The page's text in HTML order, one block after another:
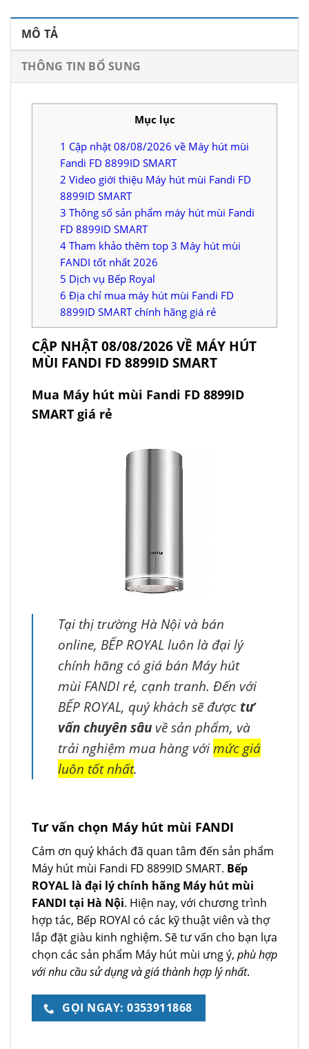
MÔ TẢ
THÔNG TIN BỔ SUNG
Mục lục
1 Cập nhật 08/08/2026 về Máy hút mùi
Fandi FD 8899ID SMART
2 Video giới thiệu Máy hút mùi Fandi FD
8899ID SMART
3 Thông số sản phẩm máy hút mùi Fandi
FD 8899ID SMART
4 Tham khảo thêm top 3 Máy hút mùi
FANDI tốt nhất 2026
5 Dịch vụ Bếp Royal
6 Địa chỉ mua máy hút mùi Fandi FD
8899ID SMART chính hãng giá rẻ
CẬP NHẬT 08/08/2026 VỀ MÁY HÚT
MÙI FANDI FD 8899ID SMART
Mua Máy hút mùi Fandi FD 8899ID
SMART giá rẻ
Tại thị trường Hà Nội và bán
online, BẾP ROYAL luôn là đại lý
chính hãng có giá bán Máy hút
mùi FANDI rẻ, cạnh tranh. Đến với
BẾP ROYAL, quý khách sẽ được tư
vấn chuyên sâu về sản phẩm, và
trải nghiệm mua hàng vớimức giá
luôn tốt nhất.
Tư vấn chọn Máy hút mùi FANDI
Cám ơn quý khách đã quan tâm đến sản phẩm
Máy hút mùi Fandi FD 8899ID SMART. Bếp
ROYAL là đại lý chính hãng Máy hút mùi
FANDI tại Hà Nội. Hiện nay, với chương trình
hợp tác, Bếp ROYAl có các kỹ thuật viên và thợ
lắp đặt giàu kinh nghiệm. Sẽ tư vấn cho bạn lựa
chọn các sản phẩm Máy hút mùi ưng ý, phù hợp
với nhu cầu sử dụng và giá thành hợp lý nhất.
GỌI NGAY: 0353911868